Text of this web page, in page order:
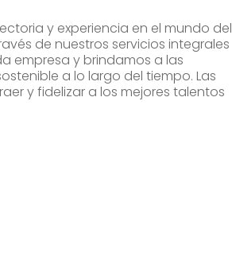
y experiencia en el mundo del
de nuestros servicios integrales
empresa y brindamos a las
a lo largo del tiempo. Las
y fidelizar a los mejores talentos